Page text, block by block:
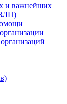
и важнейших